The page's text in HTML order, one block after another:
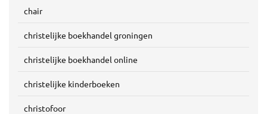
chair
christelijke boekhandel groningen
christelijke boekhandel online
christelijke kinderboeken
christofoor